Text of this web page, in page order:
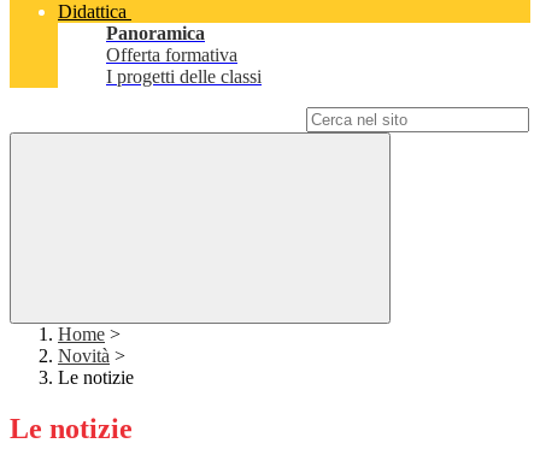
Didattica
Panoramica
Offerta formativa
I progetti delle classi
Home >
Novità >
Le notizie
Le notizie